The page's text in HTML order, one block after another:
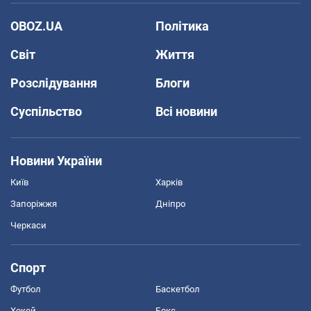
OBOZ.UA
Політика
Світ
Життя
Розслідування
Блоги
Суспільство
Всі новини
Новини України
Київ Харків
Запоріжжя Дніпро
Черкаси
Спорт
Футбол Баскетбол